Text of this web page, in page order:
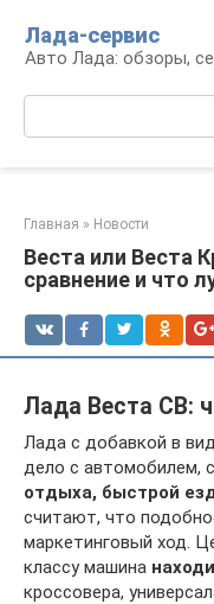
контенту
Лада-сервис
Авто Лада: обзоры,
Главная » Новости
Веста или Веста
сравнение и что
Лада Веста СВ:
Лада с добавкой в
дело с автомобилем,
отдыха, быстрой
считают, что
маркетинговый ход.
классу машина
кроссовера,